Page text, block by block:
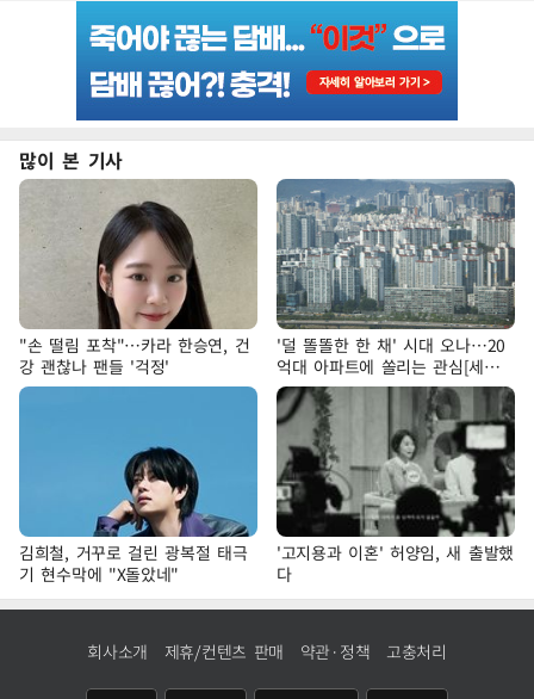
많이 본 기사
"손 떨림 포착"…카라 한승연, 건
강 괜찮나 팬들 '걱정'
'덜 똘똘한 한 채' 시대 오나…20
억대 아파트에 쏠리는 관심[세제
개편, 그 이후②]
김희철, 거꾸로 걸린 광복절 태극
기 현수막에 "X돌았네"
'고지용과 이혼' 허양임, 새 출발했
다
회사소개 제휴/컨텐츠 판매 약관·정책 고충처리